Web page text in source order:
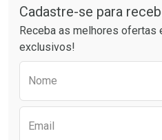
Cadastre-se para
Receba as melhores ofertas
exclusivos!
Nome
Email